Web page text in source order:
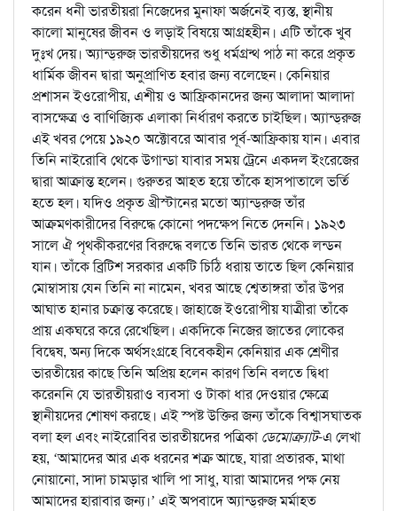
করেন ধনী ভারতীয়রা নিজেদের মুনাফা অর্জনেই ব্যস্ত, স্থানীয়
কালো মানুষের জীবন ও লড়াই বিষয়ে আগ্রহহীন। এটি তাঁকে খুব
দুঃখ দেয়। অ্যান্ড্‌রুজ ভারতীয়দের শুধু ধর্মগ্রন্থ পাঠ না করে প্রকৃত
ধার্মিক জীবন দ্বারা অনুপ্রাণিত হবার জন্য বলেছেন। কেনিয়ার
প্রশাসন ইওরোপীয়, এশীয় ও আফ্রিকানদের জন্য আলাদা আলাদা
বাসক্ষেত্র ও বাণিজ্যিক এলাকা নির্ধারণ করতে চাইছিল। অ্যান্ড্‌রুজ
এই খবর পেয়ে ১৯২০ অক্টোবরে আবার পূর্ব-আফ্রিকায় যান। এবার
তিনি নাইরোবি থেকে উগান্ডা যাবার সময় ট্রেনে একদল ইংরেজের
দ্বারা আক্রান্ত হলেন। গুরুতর আহত হয়ে তাঁকে হাসপাতালে ভর্তি
হতে হল। যদিও প্রকৃত খ্রীস্টানের মতো অ্যান্ড্‌রুজ তাঁর
আক্রমণকারীদের বিরুদ্ধে কোনো পদক্ষেপ নিতে দেননি। ১৯২৩
সালে ঐ পৃথকীকরণের বিরুদ্ধে বলতে তিনি ভারত থেকে লন্ডন
যান। তাঁকে ব্রিটিশ সরকার একটি চিঠি ধরায় তাতে ছিল কেনিয়ার
মোম্বাসায় যেন তিনি না নামেন, খবর আছে শ্বেতাঙ্গরা তাঁর উপর
আঘাত হানার চক্রান্ত করেছে। জাহাজে ইওরোপীয় যাত্রীরা তাঁকে
প্রায় একঘরে করে রেখেছিল। একদিকে নিজের জাতের লোকের
বিদ্বেষ, অন্য দিকে অর্থসংগ্রহে বিবেকহীন কেনিয়ার এক শ্রেণীর
ভারতীয়ের কাছে তিনি অপ্রিয় হলেন কারণ তিনি বলতে দ্বিধা
করেননি যে ভারতীয়রাও ব্যবসা ও টাকা ধার দেওয়ার ক্ষেত্রে
স্থানীয়দের শোষণ করছে। এই স্পষ্ট উক্তির জন্য তাঁকে বিশ্বাসঘাতক
বলা হল এবং নাইরোবির ভারতীয়দের পত্রিকাডেমোক্র্যাট-এ লেখা
হয়, ‘আমাদের আর এক ধরনের শত্রু আছে, যারা প্রতারক, মাথা
নোয়ানো, সাদা চামড়ার খালি পা সাধু, যারা আমাদের পক্ষ নেয়
আমাদের হারাবার জন্য।’ এই অপবাদে অ্যান্ড্‌রুজ মর্মাহত